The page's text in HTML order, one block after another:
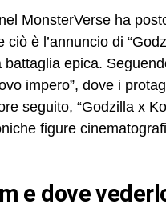
MonsterVerse ha
ciò è l’annuncio di
battaglia epica.
impero”, dove i
seguito, “Godzilla x
figure
e dove